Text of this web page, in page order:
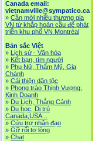
Canada email:
vietnamville@sympatico.ca
» Cần mời nhiều thương gia
VN từ khắp hoàn cầu để phát
triễn khu phố VN Montréal
Bản sắc Việt
» Lịch sử - Văn hóa
» Kết bạn, tìm người
» Phụ Nữ, Thẩm Mỹ, Gia
Chánh
» Cải thiện dân tộc
» Phong trào Thịnh Vượng,
Kinh Doanh
» Du Lịch, Thắng Cảnh
» Du học, Di trú
Canada,USA...
» Cứu trợ nhân đạo
» Gỡ rối tơ lòng
» Chat